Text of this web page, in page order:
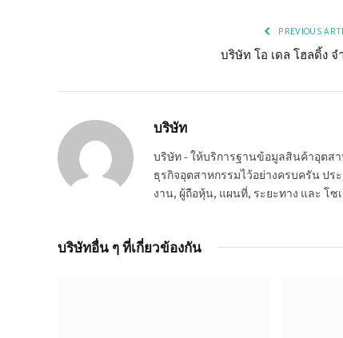
PREVIOUS
บริษัท โอ เดล โฮลดิ้ง จ
บริษัท
บริษัท - ให้บริการฐานข้อมูลสินค้าอุตส
ธุรกิจอุตสาหกรรมไว้อย่างครบครัน ปร
งาน, ผู้ถือหุ้น, แผนที่, ระยะทาง และ โซ
บริษัทอื่น ๆ ที่เกี่ยวข้องกัน